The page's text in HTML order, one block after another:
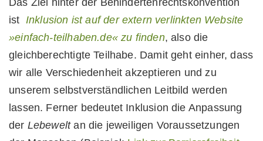
Das Ziel hinter der Behindertenrechtskonvention
ist Inklusion ist auf der extern verlinkten Website
»einfach-teilhaben.de« zu finden, also die
gleichberechtigte Teilhabe. Damit geht einher, dass
wir alle Verschiedenheit akzeptieren und zu
unserem selbst­ver­ständ­lichen Leitbild werden
lassen. Ferner bedeutet Inklusion die Anpassung
der Lebeweltan die jeweiligen Voraussetzungen